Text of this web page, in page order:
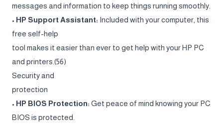
messages and information to keep things running smoothly.
• HP Support Assistant: Included with your computer, this
free self-help
tool makes it easier than ever to get help with your HP PC
and printers.(56)
Security and
protection
• HP BIOS Protection: Get peace of mind knowing your PC
BIOS is protected.